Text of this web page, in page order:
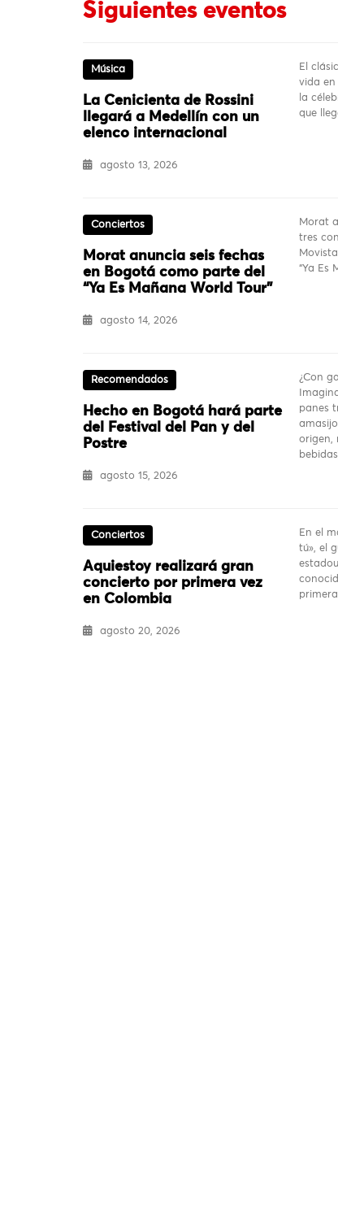
Siguientes eventos
Música
La Cenicienta de Rossini
llegará a Medellín con un
elenco internacional
agosto 13, 2026
El
vida en
la
que
Conciertos
Morat anuncia seis fechas
en Bogotá como parte del
“Ya Es Mañana World Tour”
agosto 14, 2026
Morat
tres
“Ya Es
Recomendados
Hecho en Bogotá hará parte
del Festival del Pan y del
Postre
agosto 15, 2026
¿Con
panes
origen,
Conciertos
Aquiestoy realizará gran
concierto por primera vez
en Colombia
agosto 20, 2026
En el
tú», el